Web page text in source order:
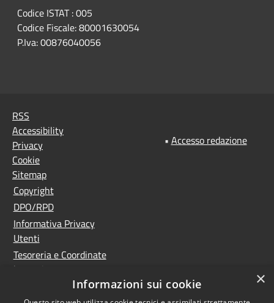
Codice ISTAT : 005
Codice Fiscale: 80001630054
P.Iva: 00876040056
RSS
Accessibility
Privacy
Cookie
Sitemap
Copyright
DPO/RPD
Informativa Privacy
Utenti
Tesoreria e Coordinate
bancarie
Controlla la tua posta
• Accesso redazione
×
Informazioni sui cookie